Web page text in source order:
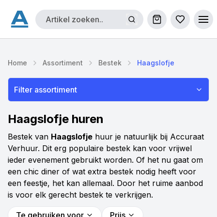
Winkelwagen
Home Assortiment Bestek Haagslofje
Filter assortiment
Haagslofje huren
Bestek van Haagslofje huur je natuurlijk bij Accuraat
Verhuur. Dit erg populaire bestek kan voor vrijwel
ieder evenement gebruikt worden. Of het nu gaat om
een chic diner of wat extra bestek nodig heeft voor
een feestje, het kan allemaal. Door het ruime aanbod
is voor elk gerecht bestek te verkrijgen.
Te gebruiken voor Prijs